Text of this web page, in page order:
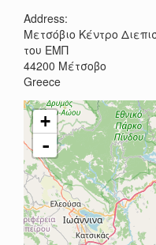
Address:
Μετσόβιο Κέντρο
του ΕΜΠ
44200 Μέτσοβο
Greece
+
-